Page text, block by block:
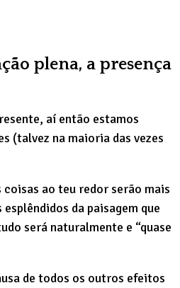
plena, a presença
aí então estamos
(talvez na maioria das vezes
coisas ao teu redor serão mais
da paisagem que
será naturalmente e “quase
de todos os outros efeitos